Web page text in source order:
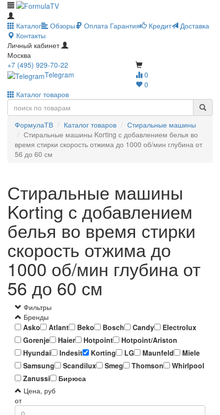
Каталог Обзоры Оплата Гарантия Кредит
Доставка
Контакты
Личный кабинет
Москва
0
0
+7 (495) 929-70-22
Telegram
Каталог товаров
ФормулаТВ Каталог товаров
Стиральные машины
Стиральные машины Korting с добавлением белья во
время стирки скорость отжима до 1000 об/мин глубина от
56 до 60 см
Стиральные машины
Korting с добавлением
белья во время стирки
скорость отжима до
1000 об/мин глубина от
56 до 60 см
Фильтры
Бренды
Asko
Atlant Beko Bosch Candy
Electrolux
Gorenje
Haier Hotpoint
Hotpoint/Ariston
Hyundai
Indesit Korting LG Maunfeld
Miele
Samsung
Scandilux Smeg Thomson
Whirlpool
Zanussi
Бирюса
Цена, руб
от